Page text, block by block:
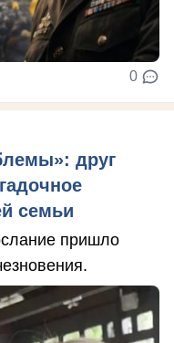
0
друг
семьи
пришло